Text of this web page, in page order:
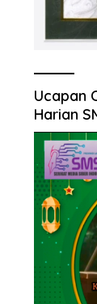
Ucapan
Harian